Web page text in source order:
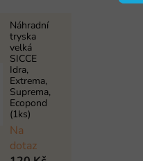
Náhradní
tryska
velká
SICCE
Idra,
Extrema,
Suprema,
Ecopond
(1ks)
Na
dotaz